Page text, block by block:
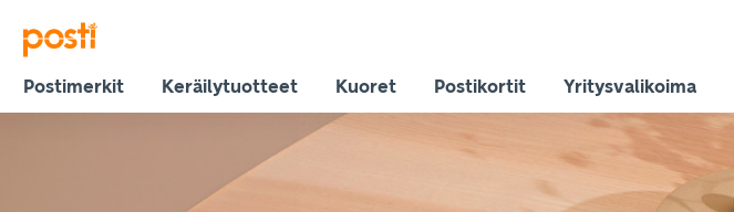
Postimerkit Keräilytuotteet Kuoret Postikortit Yritysvalikoima